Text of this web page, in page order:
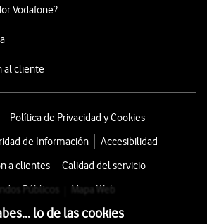
Vodafone?
al cliente
Política de Privacidad y Cookies
de Información
Accesibilidad
a clientes
Calidad del servicio
Públicos
Mapa Web
lo de las cookies